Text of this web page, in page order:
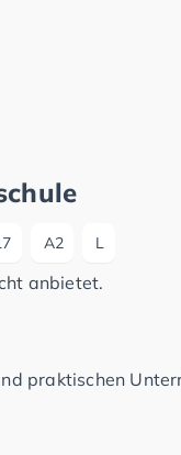
A2 L
anbietet.
praktischen